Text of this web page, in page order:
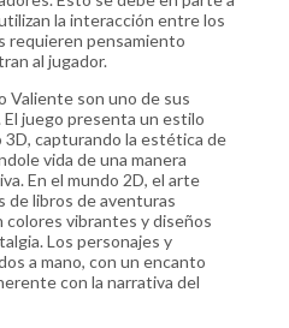
la interacción entre los
requieren pensamiento
al jugador.
Valiente son uno de sus
juego presenta un estilo
3D, capturando la estética de
vida de una manera
En el mundo 2D, el arte
de libros de aventuras
colores vibrantes y diseños
Los personajes y
a mano, con un encanto
con la narrativa del